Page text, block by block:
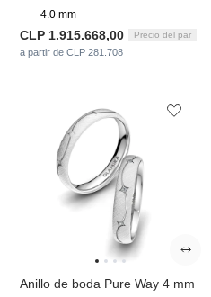
4.0 mm
CLP 1.915.668,00 Precio del par
a partir de CLP 281.708
Anillo de boda Pure Way 4 mm